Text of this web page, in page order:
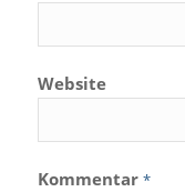
Website
Kommentar *